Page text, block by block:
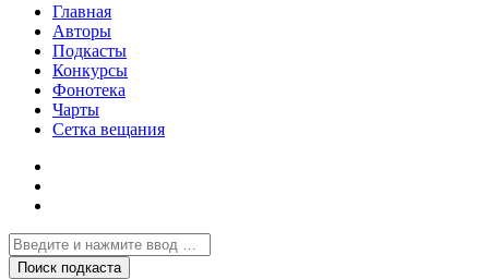
Главная
Авторы
Подкасты
Конкурсы
Фонотека
Чарты
Сетка вещания